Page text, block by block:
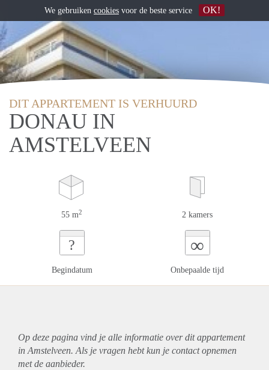
DIT APPARTEMENT IS VERHUURD
DONAU IN
AMSTELVEEN
55 m2 2 kamers
?
Begindatum
∞
Onbepaalde tijd
Op deze pagina vind je alle informatie over ditappartement
in Amstelveen. Als je vragen hebt kun je contact opnemen
met de aanbieder.
We gebruiken cookies voor de beste service OK!